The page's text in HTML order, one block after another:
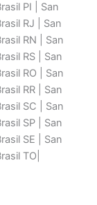
PI | San
RJ | San
RN | San
RS | San
RO | San
RR | San
SC | San
SP | San
SE | San
TO|